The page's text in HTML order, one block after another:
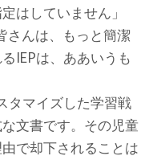
はしていません」
さんは、もっと簡潔
IEPは、ああいうも
タマイズした学習戦
文書です。その児童
で却下されることは